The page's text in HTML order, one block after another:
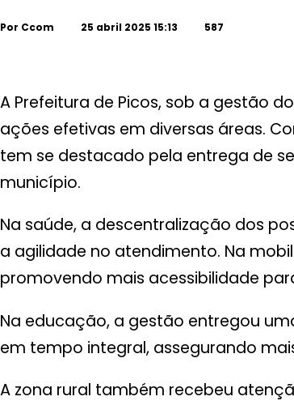
Por Ccom 25 abril 2025 15:13 587
A Prefeitura de Picos, sob a gestão
ações efetivas em diversas áreas.
tem se destacado pela entrega de
município.
Na saúde, a descentralização dos
a agilidade no atendimento. Na
promovendo mais acessibilidade
Na educação, a gestão entregou
em tempo integral, assegurando
A zona rural também recebeu